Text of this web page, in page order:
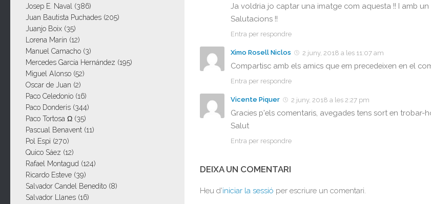
Ja voldria jo captar una imatge com aquesta !! I amb
Salutacions !!
Entra per respondre
Ximo Rosell Niclos 2 juny, 2018 a les 11:07 am
Compartisc amb els amics que em precedeixen en el
Entra per respondre
Vicente Piquer 2 juny, 2018 a les 2:27 pm
Gracies p'els comentaris, avegades tens sort en trobar-
Salut
Entra per respondre
DEIXA UN COMENTARI
Heu d'iniciar la sessió per escriure un comentari.
Josep E. Naval (386)
Juan Bautista Puchades (205)
Juanjo Boix (35)
Lorena Marín (12)
Manuel Camacho (3)
Mercedes García Hernández (195)
Miguel Alonso (52)
Oscar de Juan (2)
Paco Celedonio (16)
Paco Donderis (344)
Paco Tortosa Ω (35)
Pascual Benavent (11)
Pol Espi (270)
Quico Sáez (12)
Rafael Montagud (124)
Ricardo Esteve (39)
Salvador Candel Benedito (8)
Salvador Llanes (16)